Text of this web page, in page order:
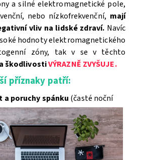
a silné elektromagnetické pole,
nebo nízkofrekvenční, mají
vliv na lidské zdraví. Navíc
hodnoty elektromagnetického
zóny, tak v se v těchto
škodlivostiVÝRAZNĚ ZVYŠUJE.
příznaky patří:
a poruchy spánku (časté noční